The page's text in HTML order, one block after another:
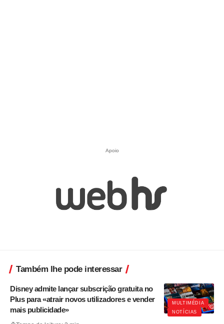
Apoio
Também lhe pode interessar
MULTIMÉDIA
NOTÍCIAS
Disney admite lançar subscrição gratuita no
Plus para «atrair novos utilizadores e vender
mais publicidade»